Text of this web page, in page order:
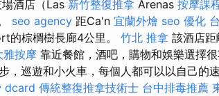
酒店（Las 新竹整復推拿 Arenas 按摩課
seo agency 距Ca'n 宜蘭外燴 seo 優化
的棕櫚樹長廊4公里。 竹北 推拿 該酒店距
雅按摩 靠近餐館，酒吧，購物和娛樂選擇
，巡遊和小火車，每個人都可以以自己的
dcard 傳統整復推拿技術士 台中排毒推薦